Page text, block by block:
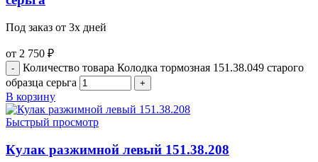
Под заказ от 3х дней
от 2 750 ₽
Количество товара Колодка тормозная 151.38.049 старого
образца серьга
В корзину
Быстрый просмотр
Кулак разжимной левый 151.38.208